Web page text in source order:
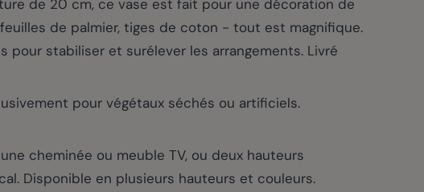
de 20 cm, ce vase est fait pour une décoration de
de palmier, tiges de coton - tout est magnifique.
pour stabiliser et surélever les arrangements. Livré
pour végétaux séchés ou artificiels.
cheminée ou meuble TV, ou deux hauteurs
Disponible en plusieurs hauteurs et couleurs.